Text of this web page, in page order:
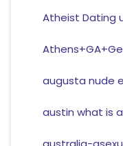
Atheist Dating
augusta nude
austin what is